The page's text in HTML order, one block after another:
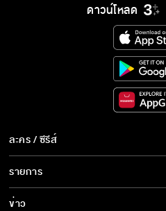
ดาวน์โหลด
ละคร / ซีรีส์
ละคร/ซีรีส์
ซีรีส์นานาชาติ
รายการ
รายการทั้งหมด
ข่าว